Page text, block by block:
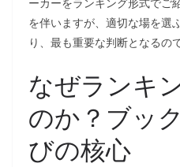
を伴いますが、適切な場を選
り、最も重要な判断となるので
なぜランキ
のか？ブッ
びの核心